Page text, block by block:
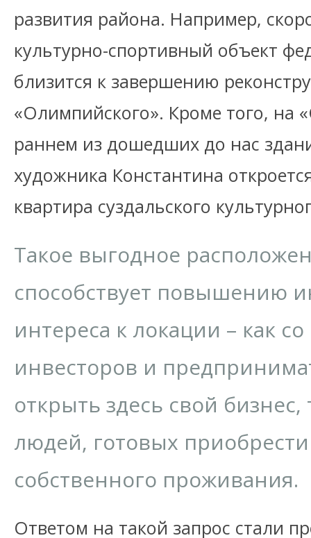
развития района. Например,
культурно-спортивный объект
близится к завершению
«Олимпийского». Кроме того, на
раннем из дошедших до нас
художника Константина
квартира суздальского
Такое выгодное
способствует повышению
интереса к локации – как
инвесторов и
открыть здесь свой
людей, готовых
собственного проживания.
Ответом на такой запрос стали